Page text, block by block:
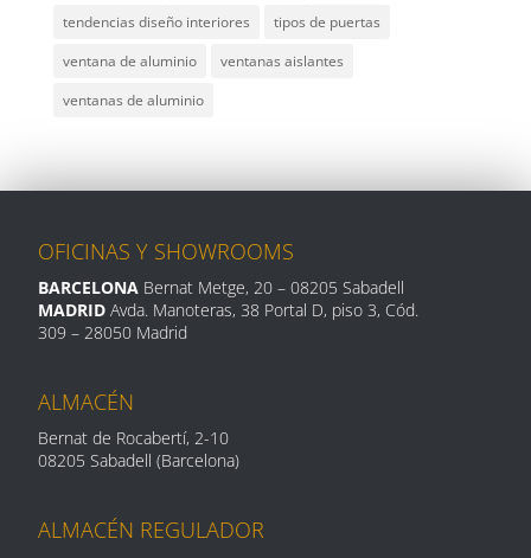
tendencias diseño interiores
tipos de puertas
ventana de aluminio
ventanas aislantes
ventanas de aluminio
OFICINAS Y SHOWROOMS
BARCELONA Bernat Metge, 20– 08205 Sabadell
MADRID Avda. Manoteras, 38 Portal D, piso 3, Cód.
309 –28050 Madrid
ALMACÉN
Bernat de Rocabertí, 2-10
08205 Sabadell (Barcelona)
ALMACÉN REGULADOR